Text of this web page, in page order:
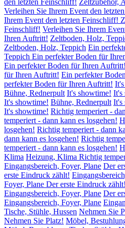
den letzten Feinschliff! Zeltzubehör,
Verleihen Sie Ihrem Event den
Ihrem Event den letzten Feinschliff!
Feinschliff! Verleihen Sie Ihrem
Ihren Auftritt! Zeltboden, Holz,
Zeltboden, Holz, Teppich Ein
Teppich Ein perfekter Boden für
Ein perfekter Boden für Ihren Auftritt!
für Ihren Auftritt! Ein perfekter
perfekter Boden für Ihren Auftritt!
Bühne, Rednerpult It's showtime! It's
It's showtime! Bühne, Rednerpult It's
It's showtime! Richtig temperiert -
temperiert - dann kann es losgehen!
losgehen! Richtig temperiert - dann
dann kann es losgehen! Richtig
temperiert - dann kann es losgehen!
Klima Heizung, Klima Richtig
Eingangsbereich, Foyer, Plane Der
erste Eindruck zählt!
Foyer, Plane Der erste Eindruck zählt!
Eingangsbereich, Foyer, Plane Der
Eingangsbereich, Foyer, Plane
Tische, Stühle, Hussen Nehmen Sie
Nehmen Sie Platz! Möbel,